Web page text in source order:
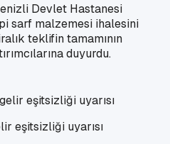
Devlet Hastanesi
sarf malzemesi ihalesini
teklifin tamamının
duyurdu.
eşitsizliği uyarısı